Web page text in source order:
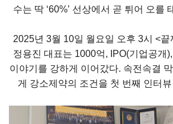
수는 딱 ‘60%’ 선상에서 곧 튀어 오를
2025년 3월 10일 월요일 오후 3시 <
정용진 대표는 1000억, IPO(기업공개
이야기를 강하게 이어갔다. 속전속결
게 강소제약의 조건을 첫 번째 인터